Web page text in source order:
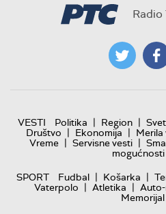
Radio
VESTI Politika | Region | Svet
Društvo | Ekonomija | Merila
Vreme | Servisne vesti |
SPORT
Fudbal | Košarka |
Vaterpolo | Atletika |
Memorijal